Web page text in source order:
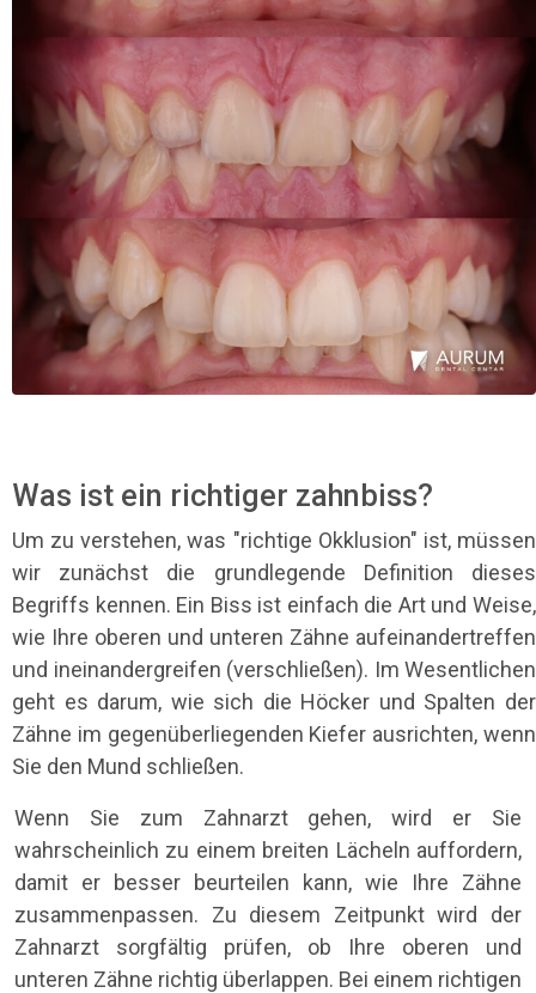
Was ist ein richtiger zahnbiss?
Um zu verstehen, was "richtige Okklusion" ist, müssen
wir zunächst die grundlegende Definition dieses
Begriffs kennen. Ein Biss ist einfach die Art und Weise,
wie Ihre oberen und unteren Zähne aufeinandertreffen
und ineinandergreifen (verschließen). Im Wesentlichen
geht es darum, wie sich die Höcker und Spalten der
Zähne im gegenüberliegenden Kiefer ausrichten, wenn
Sie den Mund schließen.
Wenn Sie zum Zahnarzt gehen, wird er Sie
wahrscheinlich zu einem breiten Lächeln auffordern,
damit er besser beurteilen kann, wie Ihre Zähne
zusammenpassen. Zu diesem Zeitpunkt wird der
Zahnarzt sorgfältig prüfen, ob Ihre oberen und
unteren Zähne richtig überlappen. Bei einem richtigen